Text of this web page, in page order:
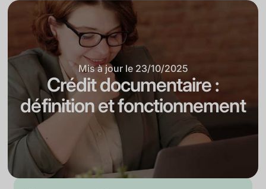
Mis à jour le 23/10/2025
Crédit documentaire :
définition et fonctionnement